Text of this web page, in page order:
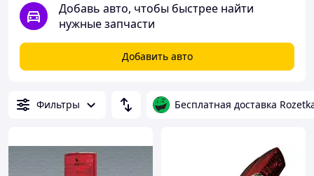
Добавь авто, чтобы быстрее найти
нужные запчасти
Добавить авто
Фильтры Бесплатная доставка